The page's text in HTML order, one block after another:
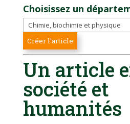
Choisissez un
Un article
société et
humanités